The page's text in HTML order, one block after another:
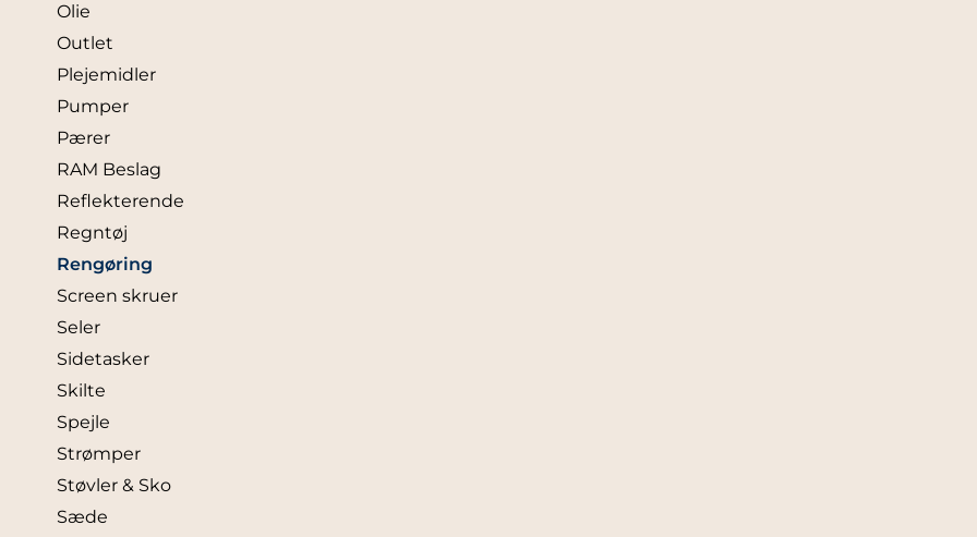
Olie
Outlet
Plejemidler
Pumper
Pærer
RAM Beslag
Reflekterende
Regntøj
Rengøring
Screen skruer
Seler
Sidetasker
Skilte
Spejle
Strømper
Støvler & Sko
Sæde